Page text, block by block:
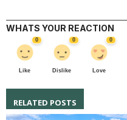
WHATS YOUR REACTION
0
Like
0
Dislike
0
Love
RELATED POSTS